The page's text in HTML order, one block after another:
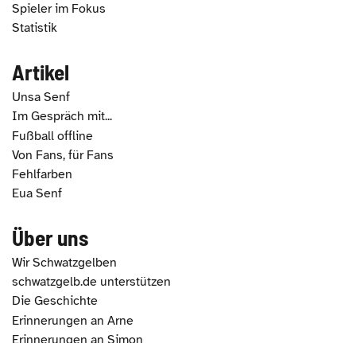
Spieler im Fokus
Statistik
Artikel
Unsa Senf
Im Gespräch mit...
Fußball offline
Von Fans, für Fans
Fehlfarben
Eua Senf
Über uns
Wir Schwatzgelben
schwatzgelb.de unterstützen
Die Geschichte
Erinnerungen an Arne
Erinnerungen an Simon